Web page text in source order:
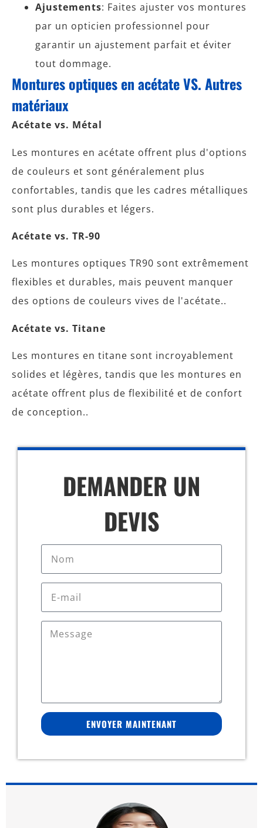
Ajustements: Faites ajuster vos montures
par un opticien professionnel pour
garantir un ajustement parfait et éviter
tout dommage.
Montures optiques en acétate VS. Autres
matériaux
Acétate vs. Métal
Les montures en acétate offrent plus d'options
de couleurs et sont généralement plus
confortables, tandis que les cadres métalliques
sont plus durables et légers.
Acétate vs. TR-90
Les montures optiques TR90 sont extrêmement
flexibles et durables, mais peuvent manquer
des options de couleurs vives de l'acétate..
Acétate vs. Titane
Les montures en titane sont incroyablement
solides et légères, tandis que les montures en
acétate offrent plus de flexibilité et de confort
de conception..
DEMANDER UN
DEVIS
ENVOYER MAINTENANT